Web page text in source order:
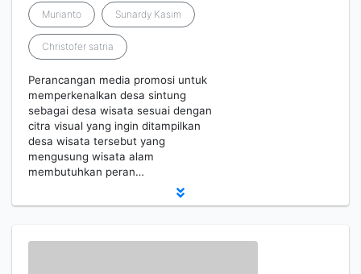
Murianto Sunardy Kasim
Christofer satria
Perancangan media promosi untuk
memperkenalkan desa sintung
sebagai desa wisata sesuai dengan
citra visual yang ingin ditampilkan
desa wisata tersebut yang
mengusung wisata alam
membutuhkan peran…